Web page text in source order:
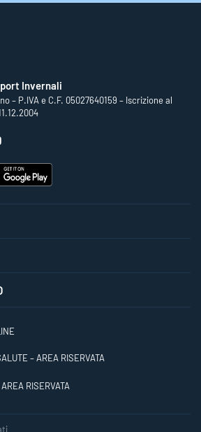
Invernali
– P.IVA e C.F. 05027640159 – Iscrizione al
– AREA RISERVATA
RISERVATA